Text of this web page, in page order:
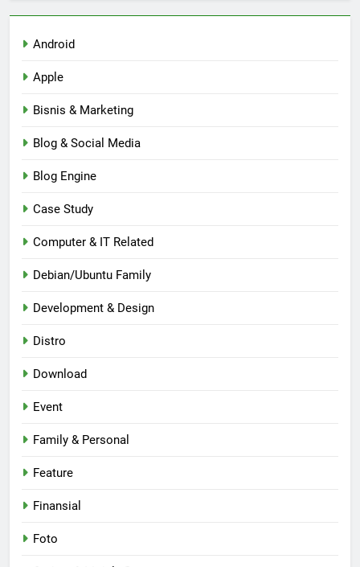
Android
Apple
Bisnis & Marketing
Blog & Social Media
Blog Engine
Case Study
Computer & IT Related
Debian/Ubuntu Family
Development & Design
Distro
Download
Event
Family & Personal
Feature
Finansial
Foto